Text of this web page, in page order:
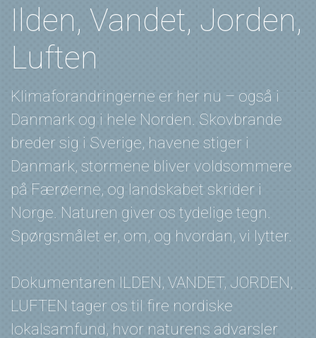
Ilden, Vandet, Jorden,
Luften
Klimaforandringerne er her nu – også i
Danmark og i hele Norden. Skovbrande
breder sig i Sverige, havene stiger i
Danmark, stormene bliver voldsommere
på Færøerne, og landskabet skrider i
Norge. Naturen giver os tydelige tegn.
Spørgsmålet er, om, og hvordan, vi lytter.
Dokumentaren ILDEN, VANDET, JORDEN,
LUFTEN tager os til fire nordiske
lokalsamfund, hvor naturens advarsler